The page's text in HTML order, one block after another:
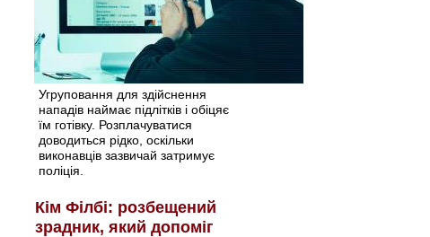
Угруповання для здійснення
нападів наймає підлітків і обіцяє
їм готівку. Розплачуватися
доводиться рідко, оскільки
виконавців зазвичай затримує
поліція.
Кім Філбі: розбещений
зрадник, який допоміг